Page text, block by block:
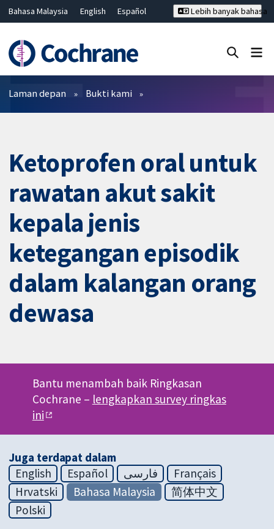
Bahasa Malaysia English
Español
Hrvatski
Deutsch ไทย
繁體中文
简体中文
Lebih banyak bahasa
Penapis
Laman depan Bukti kami
Ketoprofen oral untuk
rawatan akut sakit
kepala jenis
ketegangan episodik
dalam kalangan orang
dewasa
Bantu menambah baik Ringkasan
Cochrane – lengkapkan survey ringkas
ini
Juga terdapat dalam
English
Español فارسی
Français
Hrvatski
Bahasa Malaysia
简体中文
Polski